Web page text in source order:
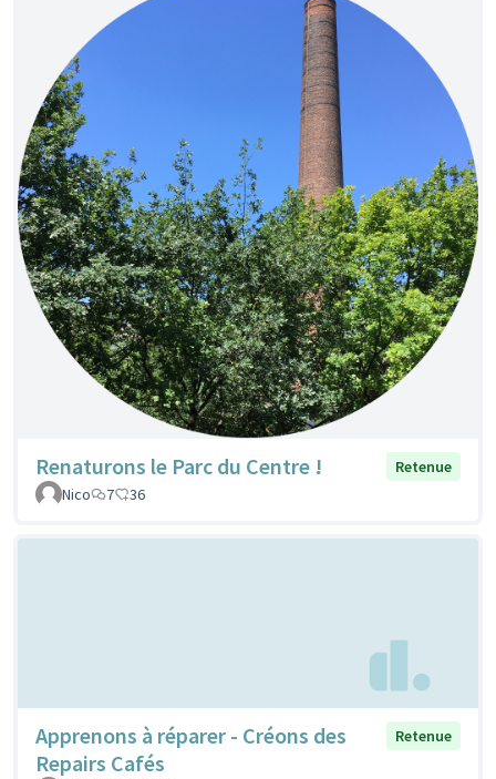
Renaturons le Parc du Centre !
Retenue
Nico
7 36
Apprenons à réparer - Créons des
Repairs Cafés
Retenue